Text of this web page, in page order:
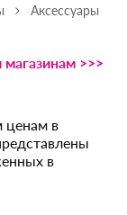
Аксессуары
>>>
ценам в
в